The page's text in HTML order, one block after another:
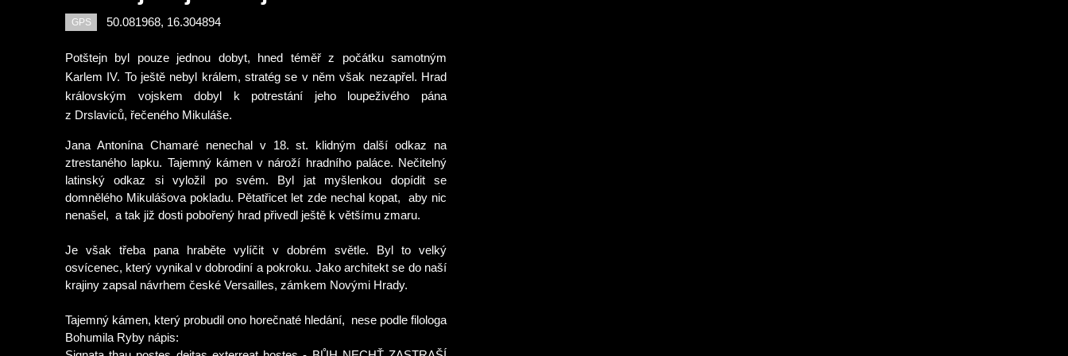
GPS 50.081968, 16.304894
Potštejn byl pouze jednou dobyt, hned téměř z počátku samotným
Karlem IV. To ještě nebyl králem, stratég se v něm však nezapřel. Hrad
královským vojskem dobyl k potrestání jeho loupeživého pána
z Drslaviců, řečeného Mikuláše.
Jana Antonína Chamaré nenechal v 18. st. klidným další odkaz na
ztrestaného lapku. Tajemný kámen v nároží hradního paláce. Nečitelný
latinský odkaz si vyložil po svém. Byl jat myšlenkou dopídit se
domnělého Mikulášova pokladu. Pětatřicet let zde nechal kopat, aby nic
nenašel, a tak již dosti pobořený hrad přivedl ještě k většímu zmaru.
Je však třeba pana hraběte vylíčit v dobrém světle. Byl to velký
osvícenec, který vynikal v dobrodiní a pokroku. Jako architekt se do naší
krajiny zapsal návrhem české Versailles, zámkem Novými Hrady.
Tajemný kámen, který probudil ono horečnaté hledání, nese podle filologa
Bohumila Ryby nápis: